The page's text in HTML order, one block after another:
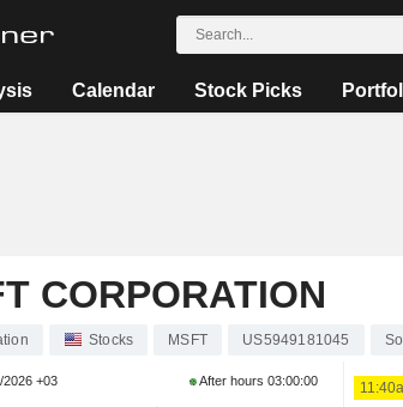
Calendar Stock Picks
CORPORATION
Stocks MSFT US5949181045
+03 After hours 03:00:00